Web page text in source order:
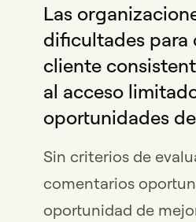
Las
dificultades para
cliente
al acceso
oportunidades
Sin criterios de
comentarios
oportunidad de